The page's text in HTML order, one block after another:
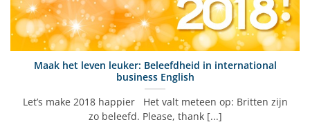
Maak het leven leuker: Beleefdheid in international
business English
Let’s make 2018 happier Het valt meteen op: Britten zijn
zo beleefd. Please, thank [...]